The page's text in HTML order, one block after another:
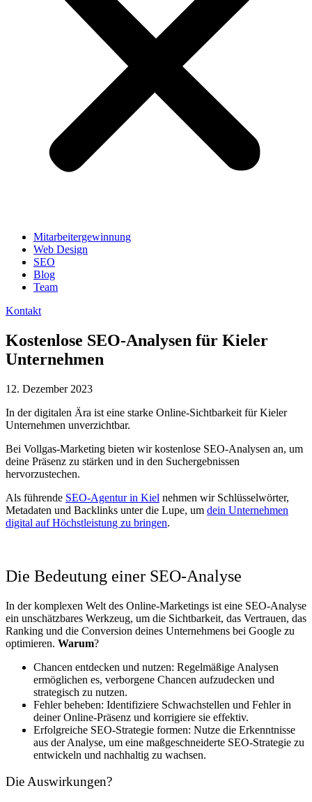
Mitarbeitergewinnung
Web Design
SEO
Blog
Team
Kontakt
Kostenlose SEO-Analysen für Kieler
Unternehmen
12. Dezember 2023
In der digitalen Ära ist eine starke Online-Sichtbarkeit für Kieler
Unternehmen unverzichtbar.
Bei Vollgas-Marketing bieten wir kostenlose SEO-Analysen an, um
deine Präsenz zu stärken und in den Suchergebnissen
hervorzustechen.
Als führende SEO-Agentur in Kiel nehmen wir Schlüsselwörter,
Metadaten und Backlinks unter die Lupe, um dein Unternehmen
digital auf Höchstleistung zu bringen.
Die Bedeutung einer SEO-Analyse
In der komplexen Welt des Online-Marketings ist eine SEO-Analyse
ein unschätzbares Werkzeug, um die Sichtbarkeit, das Vertrauen, das
Ranking und die Conversion deines Unternehmens bei Google zu
optimieren. Warum?
Chancen entdecken und nutzen: Regelmäßige Analysen
ermöglichen es, verborgene Chancen aufzudecken und
strategisch zu nutzen.
Fehler beheben: Identifiziere Schwachstellen und Fehler in
deiner Online-Präsenz und korrigiere sie effektiv.
Erfolgreiche SEO-Strategie formen: Nutze die Erkenntnisse
aus der Analyse, um eine maßgeschneiderte SEO-Strategie zu
entwickeln und nachhaltig zu wachsen.
Die Auswirkungen?